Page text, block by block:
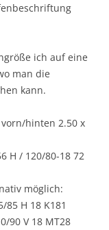
ich auf eine
man die
kann.
hinten 2.50 x
H / 120/80-18 72
möglich:
H 18 K181
90 V 18 MT28